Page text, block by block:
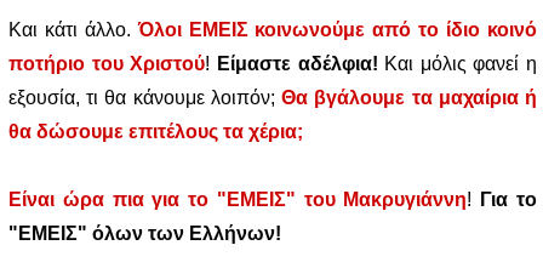
Και κάτι άλλο.Όλοι ΕΜΕΙΣ κοινωνούμε από το ίδιο κοινό
ποτήριο του Χριστού! Είμαστε αδέλφια! Και μόλις φανεί η
εξουσία, τι θα κάνουμε λοιπόν;Θα βγάλουμε τα μαχαίρια ή
θα δώσουμε επιτέλους τα χέρια;
Είναι ώρα πια για το "ΕΜΕΙΣ" του Μακρυγιάννη!
Για το
"ΕΜΕΙΣ" όλων των Ελλήνων!